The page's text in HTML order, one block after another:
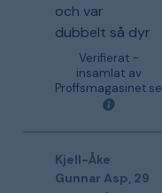
och var
dubbelt så dyr
Verifierat -
insamlat av
Proffsmagasinet.se
Kjell-Åke
Gunnar Asp, 29